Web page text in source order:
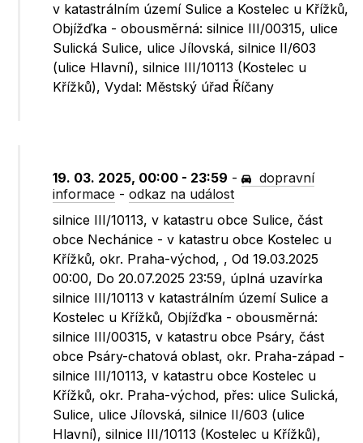
v katastrálním území Sulice a Kostelec u Křížků,
Objížďka - obousměrná: silnice III/00315, ulice
Sulická Sulice, ulice Jílovská, silnice II/603
(ulice Hlavní), silnice III/10113 (Kostelec u
Křížků), Vydal: Městský úřad Říčany
19. 03. 2025, 00:00 - 23:59 -
dopravní
informace -odkaz na událost
silnice III/10113, v katastru obce Sulice, část
obce Nechánice - v katastru obce Kostelec u
Křížků, okr. Praha-východ, , Od 19.03.2025
00:00, Do 20.07.2025 23:59, úplná uzavírka
silnice III/10113 v katastrálním území Sulice a
Kostelec u Křížků, Objížďka - obousměrná:
silnice III/00315, v katastru obce Psáry, část
obce Psáry-chatová oblast, okr. Praha-západ -
silnice III/10113, v katastru obce Kostelec u
Křížků, okr. Praha-východ, přes: ulice Sulická,
Sulice, ulice Jílovská, silnice II/603 (ulice
Hlavní), silnice III/10113 (Kostelec u Křížků),